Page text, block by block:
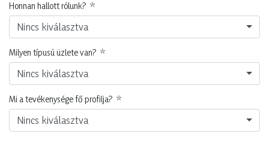
Honnan hallott rólunk?
Nincs kiválasztva
Milyen típusú üzlete van?
Nincs kiválasztva
Mi a tevékenysége fő profilja?
Nincs kiválasztva